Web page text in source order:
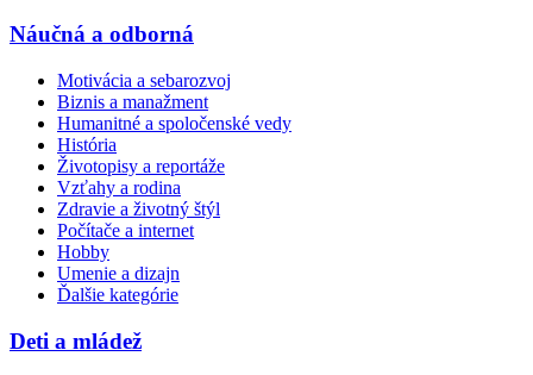
Náučná a odborná
Motivácia a sebarozvoj
Biznis a manažment
Humanitné a spoločenské vedy
História
Životopisy a reportáže
Vzťahy a rodina
Zdravie a životný štýl
Počítače a internet
Hobby
Umenie a dizajn
Ďalšie kategórie
Deti a mládež